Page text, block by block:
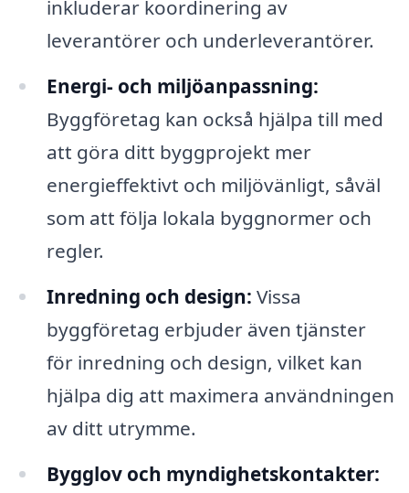
inkluderar koordinering av
leverantörer och underleverantörer.
Energi- och miljöanpassning:
Byggföretag kan också hjälpa till med
att göra ditt byggprojekt mer
energieffektivt och miljövänligt, såväl
som att följa lokala byggnormer och
regler.
Inredning och design: Vissa
byggföretag erbjuder även tjänster
för inredning och design, vilket kan
hjälpa dig att maximera användningen
av ditt utrymme.
Bygglov och myndighetskontakter: